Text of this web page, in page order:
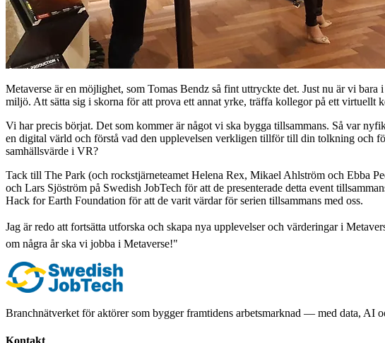
Metaverse är en möjlighet, som Tomas Bendz så fint uttryckte det. Just nu är vi
miljö. Att sätta sig i skorna för att prova ett annat yrke, träffa kollegor på ett virtuellt
Vi har precis börjat. Det som kommer är något vi ska bygga tillsammans. Så var
en digital värld och förstå vad den upplevelsen verkligen tillför till din tolkning och
samhällsvärde i VR?
Tack till The Park (och rockstjärneteamet Helena Rex, Mikael Ahlström och Ebba
och Lars Sjöström på Swedish JobTech för att de presenterade detta event
Hack for Earth Foundation för att de varit värdar för serien tillsammans med oss.
Jag är redo att fortsätta utforska och skapa nya upplevelser och värderingar i
om några år ska vi jobba i Metaverse!"
Branchnätverket för aktörer som bygger framtidens arbetsmarknad — med data, AI
Kontakt